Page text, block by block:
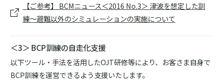
【ご参考】 BCMニュース＜2016 No.3＞ 津波を想定した訓
練～避難以外のシミュレーションの実施について
＜3＞ BCP訓練の自走化支援
以下ツール・手法を活用したOJT研修等により、お客さま自身で
BCP訓練を運営できるよう支援いたします。